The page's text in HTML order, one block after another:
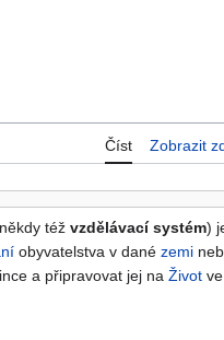
Číst Zobrazit
též vzdělávací systém)
obyvatelstva v dané zemi
a připravovat jej na Život ve